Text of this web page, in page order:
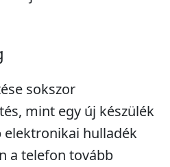
sokszor
mint egy új készülék
elektronikai hulladék
a telefon tovább